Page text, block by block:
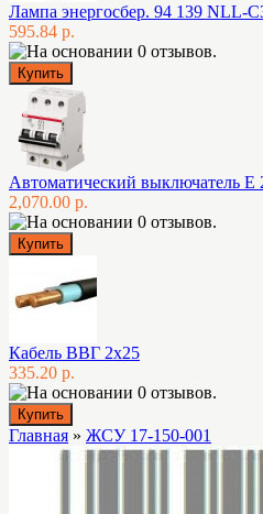
Лампа энергосбер. 94 139 NLL-
595.84 р.
Автоматический выключатель E
2,070.00 р.
Кабель ВВГ 2х25
335.20 р.
Главная » ЖСУ 17-150-001